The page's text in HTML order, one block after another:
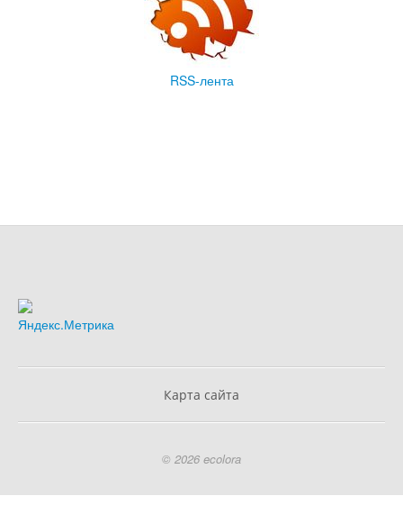
RSS-лента
Карта сайта
© 2026 ecolora